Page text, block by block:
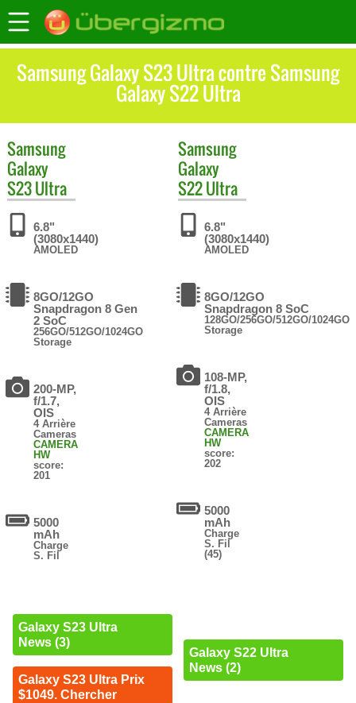
Samsung Galaxy S23 Ultra contre Samsung
Galaxy S22 Ultra
Samsung
Galaxy
S23 Ultra
6.8"
(3080x1440)
AMOLED
8GO/12GO
Snapdragon 8 Gen
2 SoC
256GO/512GO/1024GO
Storage
200-MP,
f/1.7,
OIS
4 Arrière
Cameras
CAMERA
HW
score:
201
5000
mAh
Charge
S. Fil
Galaxy S23 Ultra
News (3)
Galaxy S23 Ultra Prix
$1049. Chercher
Samsung
Galaxy
S22 Ultra
6.8"
(3080x1440)
AMOLED
8GO/12GO
Snapdragon 8 SoC
128GO/256GO/512GO/1024GO
Storage
108-MP,
f/1.8,
OIS
4 Arrière
Cameras
CAMERA
HW
score:
202
5000
mAh
Charge
S. Fil
(45)
Galaxy S22 Ultra
News (2)